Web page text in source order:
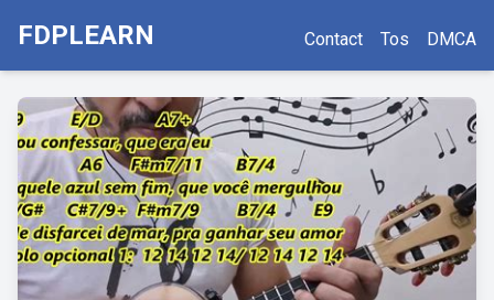
FDPLEARN Contact Tos DMCA